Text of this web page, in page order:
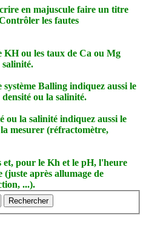
en majuscule faire un titre
les fautes
KH ou les taux de Ca ou Mg
salinité.
Balling indiquez aussi le
ou la salinité.
ou la salinité indiquez aussi le
mesurer (réfractomètre,
et, pour le Kh et le pH, l'heure
après allumage de
...).